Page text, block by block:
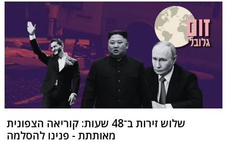
שלוש זירות ב־48 שעות: קוריאה הצפונית
מאותתת - פנינו להסלמה